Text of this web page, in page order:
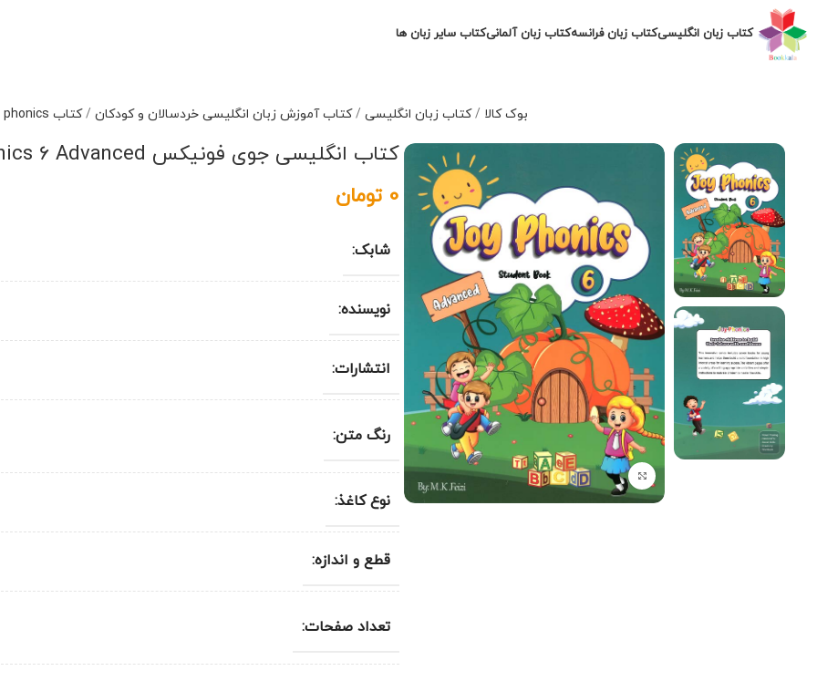
کتاب زبان انگلیسیکتاب زبان فرانسهکتاب زبان آلمانیکتاب سایر زبان ها
بوک کالا /کتاب زبان انگلیسی /کتاب آموزش زبان انگلیسی خردسالان و کودکان /کتاب joy phonics
برای بزرگنمایی کلیک کنید
کتاب انگلیسی جوی فونیکس Joy Phonics 6 Advanced
0 تومان
شابک:
نویسنده:
انتشارات:
رنگ متن:
نوع کاغذ:
قطع و اندازه:
تعداد صفحات: